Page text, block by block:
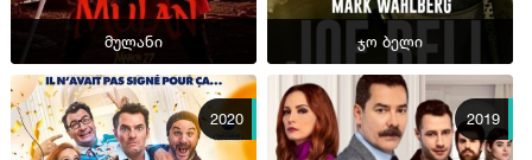
მულანი ჯო ბელი
2020 2019